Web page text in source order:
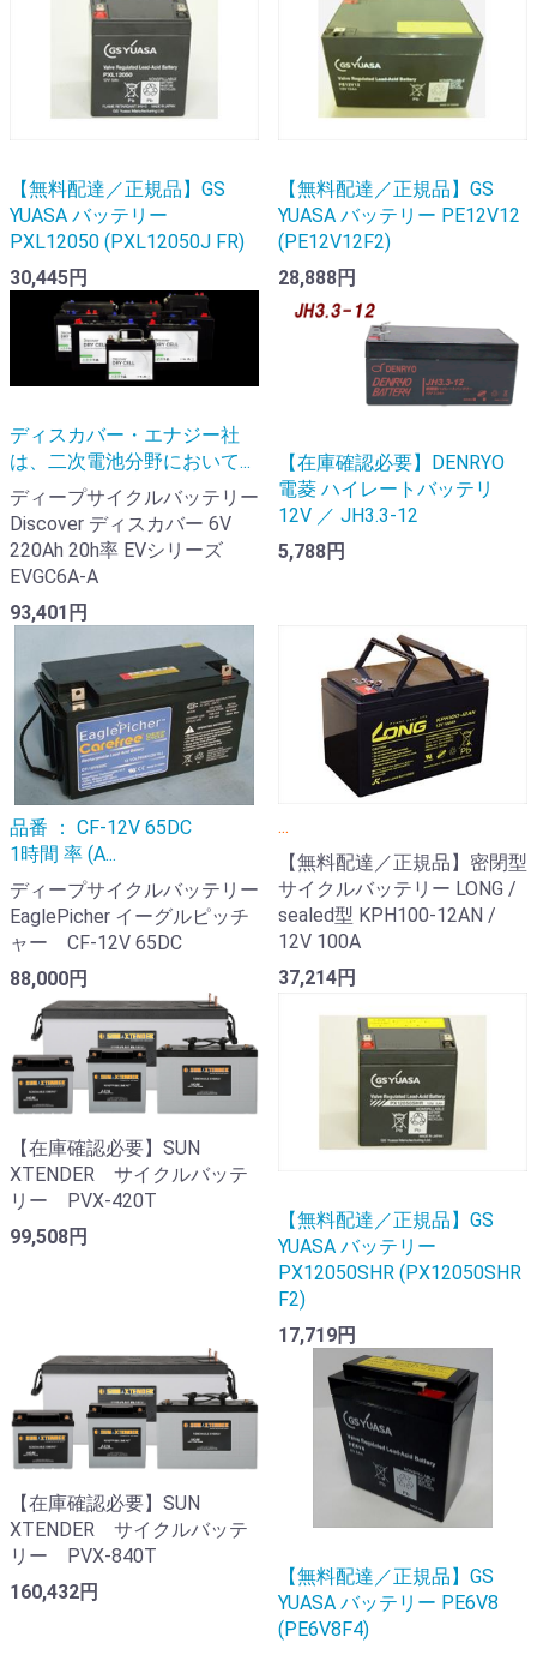
【無料配達／正規品】GS
YUASA バッテリー
PXL12050 (PXL12050J FR)
30,445円
【無料配達／正規品】GS
YUASA バッテリー PE12V12
(PE12V12F2)
28,888円
ディスカバー・エナジー社
は、二次電池分野において...
ディープサイクルバッテリー
Discover ディスカバー 6V
220Ah 20h率 EVシリーズ
EVGC6A-A
93,401円
【在庫確認必要】DENRYO
電菱 ハイレートバッテリ
12V ／ JH3.3-12
5,788円
品番 ： CF-12V 65DC
1時間 率 (A...
ディープサイクルバッテリー
EaglePicher イーグルピッチ
ャー CF-12V 65DC
88,000円
...
【無料配達／正規品】密閉型
サイクルバッテリー LONG /
sealed型 KPH100-12AN /
12V 100A
37,214円
【在庫確認必要】SUN
XTENDER サイクルバッテ
リー PVX-420T
99,508円
【無料配達／正規品】GS
YUASA バッテリー
PX12050SHR (PX12050SHR
F2)
17,719円
【在庫確認必要】SUN
XTENDER サイクルバッテ
リー PVX-840T
160,432円
【無料配達／正規品】GS
YUASA バッテリー PE6V8
(PE6V8F4)